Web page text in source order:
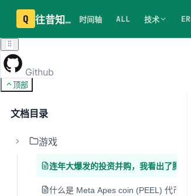
Q 往昔知识库 时间轴 ALL 技术
Github
顶部
文档目录
游戏
连年大爆发的投资并购，我看出了腾
什么是 Meta Apes coin (PEEL) 代币